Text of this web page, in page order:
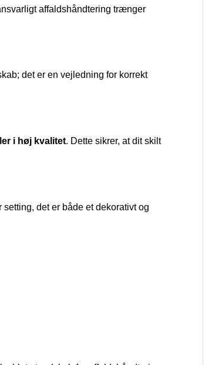
affaldshåndtering trænger
det er en vejledning for korrekt
i høj kvalitet. Dette sikrer, at dit skilt
det er både et dekorativt og